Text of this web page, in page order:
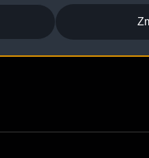
Audi i Puchar Świata w
Zakopanem